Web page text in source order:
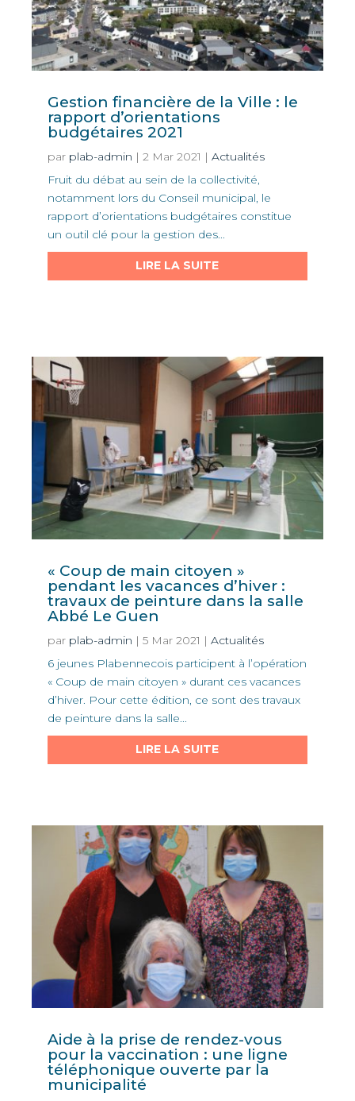
Gestion financière de la Ville : le
rapport d’orientations
budgétaires 2021
par plab-admin | 2 Mar 2021 | Actualités
Fruit du débat au sein de la collectivité,
notamment lors du Conseil municipal, le
rapport d’orientations budgétaires constitue
un outil clé pour la gestion des...
LIRE LA SUITE
« Coup de main citoyen »
pendant les vacances d’hiver :
travaux de peinture dans la salle
Abbé Le Guen
par plab-admin | 5 Mar 2021 | Actualités
6 jeunes Plabennecois participent à l’opération
« Coup de main citoyen » durant ces vacances
d’hiver. Pour cette édition, ce sont des travaux
de peinture dans la salle...
LIRE LA SUITE
Aide à la prise de rendez-vous
pour la vaccination : une ligne
téléphonique ouverte par la
municipalité